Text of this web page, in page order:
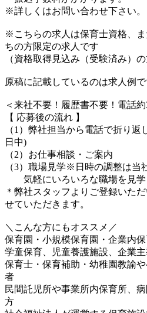
※詳しくはお問い合わせ下さい。
※こちらの求人は保育士資格、
ちの方限定の求人です
（資格取得見込み（受験済み）
原稿に記載しているのは求人例で
＜来社不要！履歴書不要！電話
【 応募後の流れ 】
（1）弊社担当から電話で折り
日中)
（2）お仕事相談・ご案内
（3）職場見学※日時の調整は当
気軽にいろいろな職場を見学
＊弊社スタッフよりご登録いた
せていただきます。
＼こんな方にもオススメ／
保育園・小規模保育園・企業内
学童保育、児童養護施設、企業
保育士・保育補助・幼稚園教諭
者
民間託児所や事業所内保育所、
方